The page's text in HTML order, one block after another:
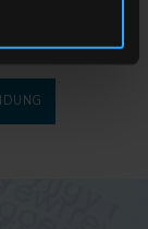
Lösung für Ihren